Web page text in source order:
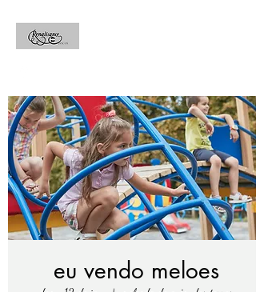
eu vendo meloes